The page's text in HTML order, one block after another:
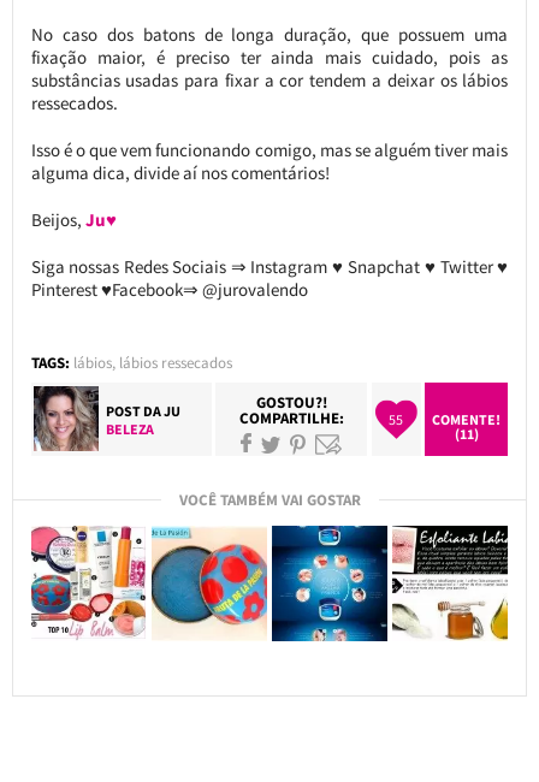
No caso dos batons de longa duração, que possuem uma
fixação maior, é preciso ter ainda mais cuidado, pois as
substâncias usadas para fixar a cor tendem a deixar os lábios
ressecados.
Isso é o que vem funcionando comigo, mas se alguém tiver mais
alguma dica, divide aí nos comentários!
Beijos, Ju♥
Siga nossas Redes Sociais ⇒ Instagram ♥ Snapchat ♥ Twitter ♥
Pinterest ♥Facebook⇒ @jurovalendo
TAGS: lábios, lábios ressecados
POST DAJU
BELEZA
GOSTOU?!
COMPARTILHE: 55
COMENTE!
(11)
VOCÊ TAMBÉM VAI GOSTAR